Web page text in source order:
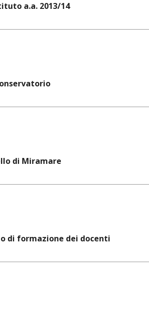
a.a. 2013/14
di Miramare
di formazione dei docenti